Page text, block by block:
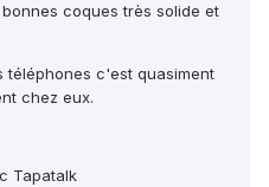
coques très solide et
téléphones c'est quasiment
chez eux.
Tapatalk